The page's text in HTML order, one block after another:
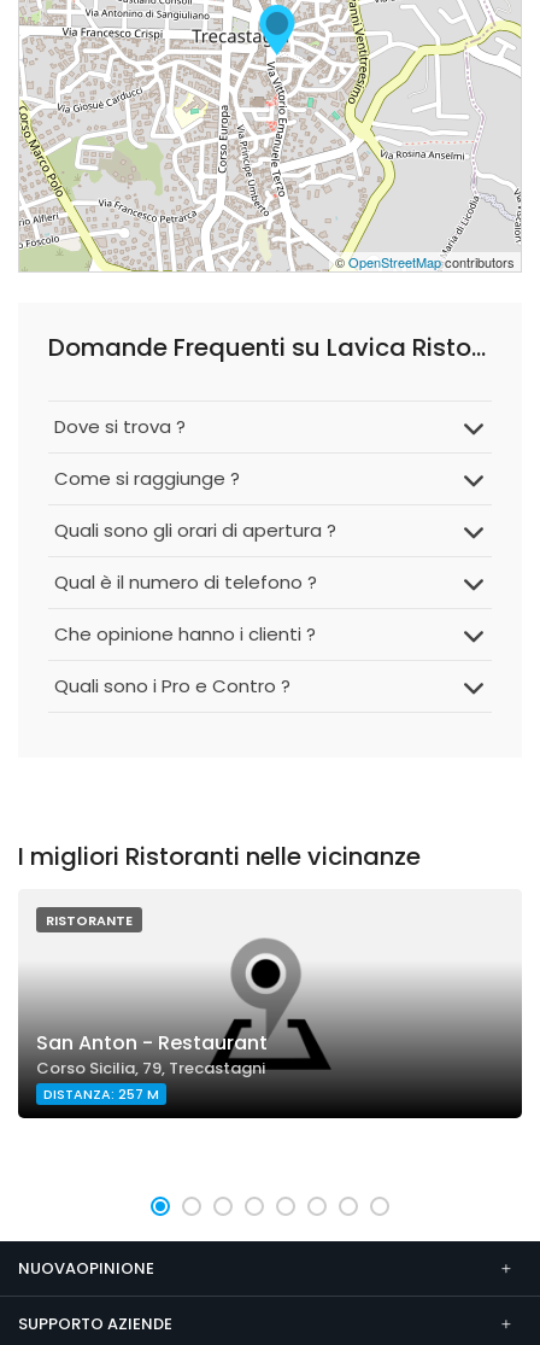
©OpenStreetMapcontributors
Domande Frequenti su Lavica Ristopub Trecastagni
Dove si trova ?
Come si raggiunge ?
Quali sono gli orari di apertura ?
Qual è il numero di telefono ?
Che opinione hanno i clienti ?
Quali sono i Pro e Contro ?
I migliori Ristoranti nelle vicinanze
RISTORANTE
San Anton - Restaurant
Corso Sicilia, 79, Trecastagni
DISTANZA: 257 M
NUOVAOPINIONE
SUPPORTO AZIENDE